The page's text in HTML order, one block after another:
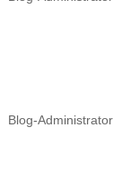
Administrator